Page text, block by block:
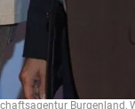
Burgenland,